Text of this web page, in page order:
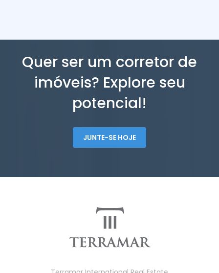
Quer ser um corretor de
imóveis? Explore seu
potencial!
JUNTE-SE HOJE